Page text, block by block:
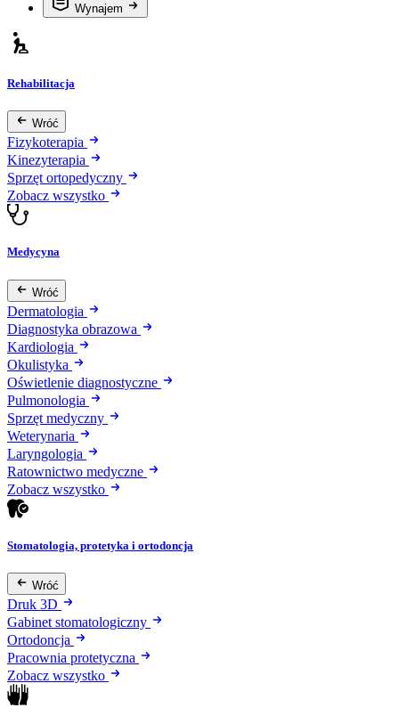
Wynajem
Rehabilitacja
Wróć
Fizykoterapia
Kinezyterapia
Sprzęt ortopedyczny
Zobacz wszystko
Medycyna
Wróć
Dermatologia
Diagnostyka obrazowa
Kardiologia
Okulistyka
Oświetlenie diagnostyczne
Pulmonologia
Sprzęt medyczny
Weterynaria
Laryngologia
Ratownictwo medyczne
Zobacz wszystko
Stomatologia, protetyka i ortodoncja
Wróć
Druk 3D
Gabinet stomatologiczny
Ortodoncja
Pracownia protetyczna
Zobacz wszystko